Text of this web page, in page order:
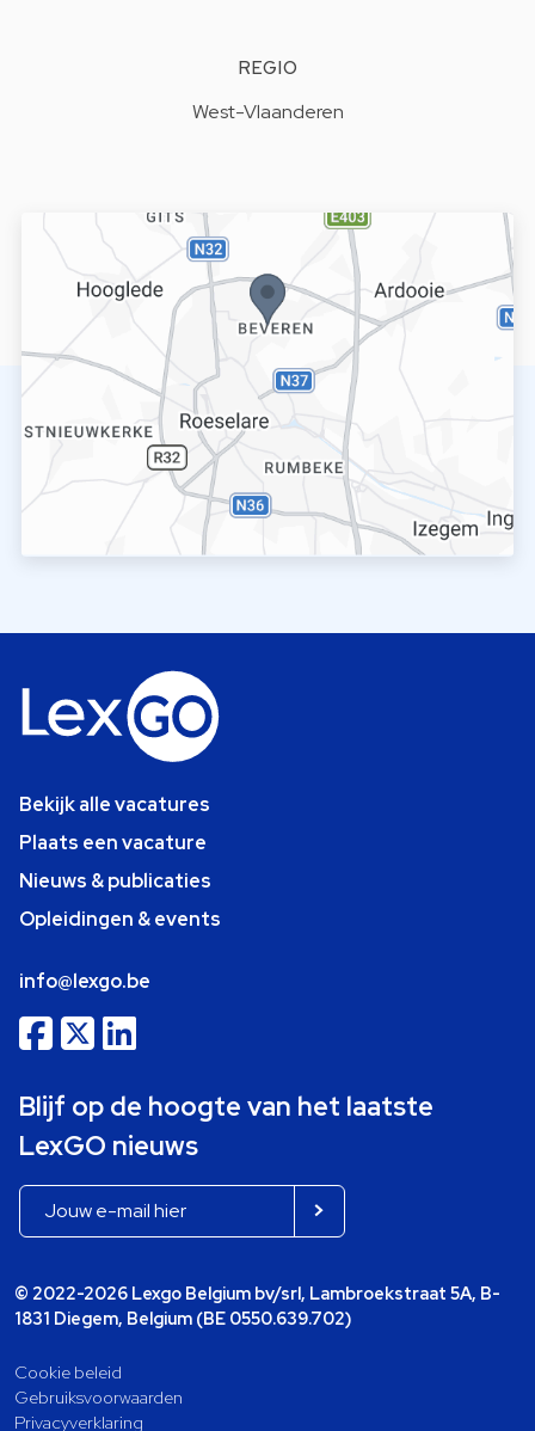
REGIO
West-Vlaanderen
Bekijk alle vacatures
Plaats een vacature
Nieuws & publicaties
Opleidingen & events
info@lexgo.be
Blijf op de hoogte van het laatste
LexGO nieuws
© 2022-2026 Lexgo Belgium bv/srl, Lambroekstraat 5A, B-
1831 Diegem, Belgium (BE 0550.639.702)
Cookie beleid
Gebruiksvoorwaarden
Privacyverklaring